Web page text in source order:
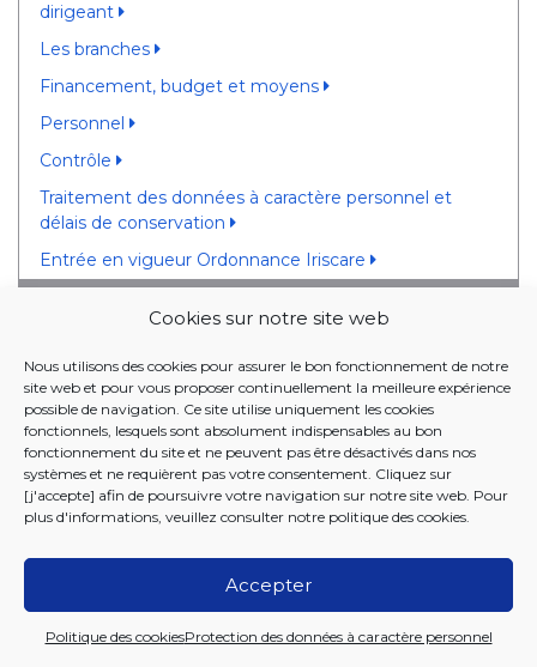
Cookies sur notre site web
Nous utilisons des cookies pour assurer le bon fonctionnement de notre
site web et pour vous proposer continuellement la meilleure expérience
possible de navigation. Ce site utilise uniquement les cookies
fonctionnels, lesquels sont absolument indispensables au bon
fonctionnement du site et ne peuvent pas être désactivés dans nos
systèmes et ne requièrent pas votre consentement. Cliquez sur
[j'accepte] afin de poursuivre votre navigation sur notre site web. Pour
plus d'informations, veuillez consulter notre politique des cookies.
Accepter
Politique des cookiesProtection des données à caractère personnel
dirigeant
Les branches
Financement, budget et moyens
Personnel
Contrôle
Traitement des données à caractère personnel et
délais de conservation
Entrée en vigueur Ordonnance Iriscare
CODEX DE FINANCES
PUBLIQUES
16 MAI 2024 - Ordonnance portant le Code des
finances publiques de la COCOM
2026 Iriscare